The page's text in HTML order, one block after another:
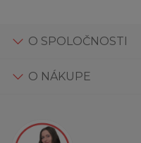
O SPOLOČNOSTI
O NÁKUPE